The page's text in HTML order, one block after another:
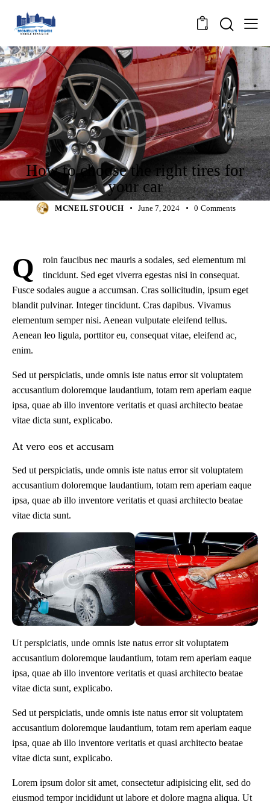
0
RIMS
How to choose the right tires for
your car
MCNEILSTOUCH June 7, 2024 0 Comments
Q
roin faucibus nec mauris a sodales, sed elementum mi
tincidunt. Sed eget viverra egestas nisi in consequat.
Fusce sodales augue a accumsan. Cras sollicitudin, ipsum eget
blandit pulvinar. Integer tincidunt. Cras dapibus. Vivamus
elementum semper nisi. Aenean vulputate eleifend tellus.
Aenean leo ligula, porttitor eu, consequat vitae, eleifend ac,
enim.
Sed ut perspiciatis, unde omnis iste natus error sit voluptatem
accusantium doloremque laudantium, totam rem aperiam eaque
ipsa, quae ab illo inventore veritatis et quasi architecto beatae
vitae dicta sunt, explicabo.
At vero eos et accusam
Sed ut perspiciatis, unde omnis iste natus error sit voluptatem
accusantium doloremque laudantium, totam rem aperiam eaque
ipsa, quae ab illo inventore veritatis et quasi architecto beatae
vitae dicta sunt.
Ut perspiciatis, unde omnis iste natus error sit voluptatem
accusantium doloremque laudantium, totam rem aperiam eaque
ipsa, quae ab illo inventore veritatis et quasi architecto beatae
vitae dicta sunt, explicabo.
Sed ut perspiciatis, unde omnis iste natus error sit voluptatem
accusantium doloremque laudantium, totam rem aperiam eaque
ipsa, quae ab illo inventore veritatis et quasi architecto beatae
vitae dicta sunt, explicabo.
Lorem ipsum dolor sit amet, consectetur adipisicing elit, sed do
eiusmod tempor incididunt ut labore et dolore magna aliqua. Ut